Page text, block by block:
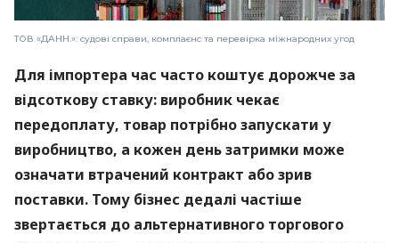
ТОВ «ДАНН.»: судові справи, комплаєнс та перевірка міжнародних угод
Для імпортера час часто коштує дорожче за
відсоткову ставку: виробник чекає
передоплату, товар потрібно запускати у
виробництво, а кожен день затримки може
означати втрачений контракт або зрив
поставки. Тому бізнес дедалі частіше
звертається до альтернативного торгового